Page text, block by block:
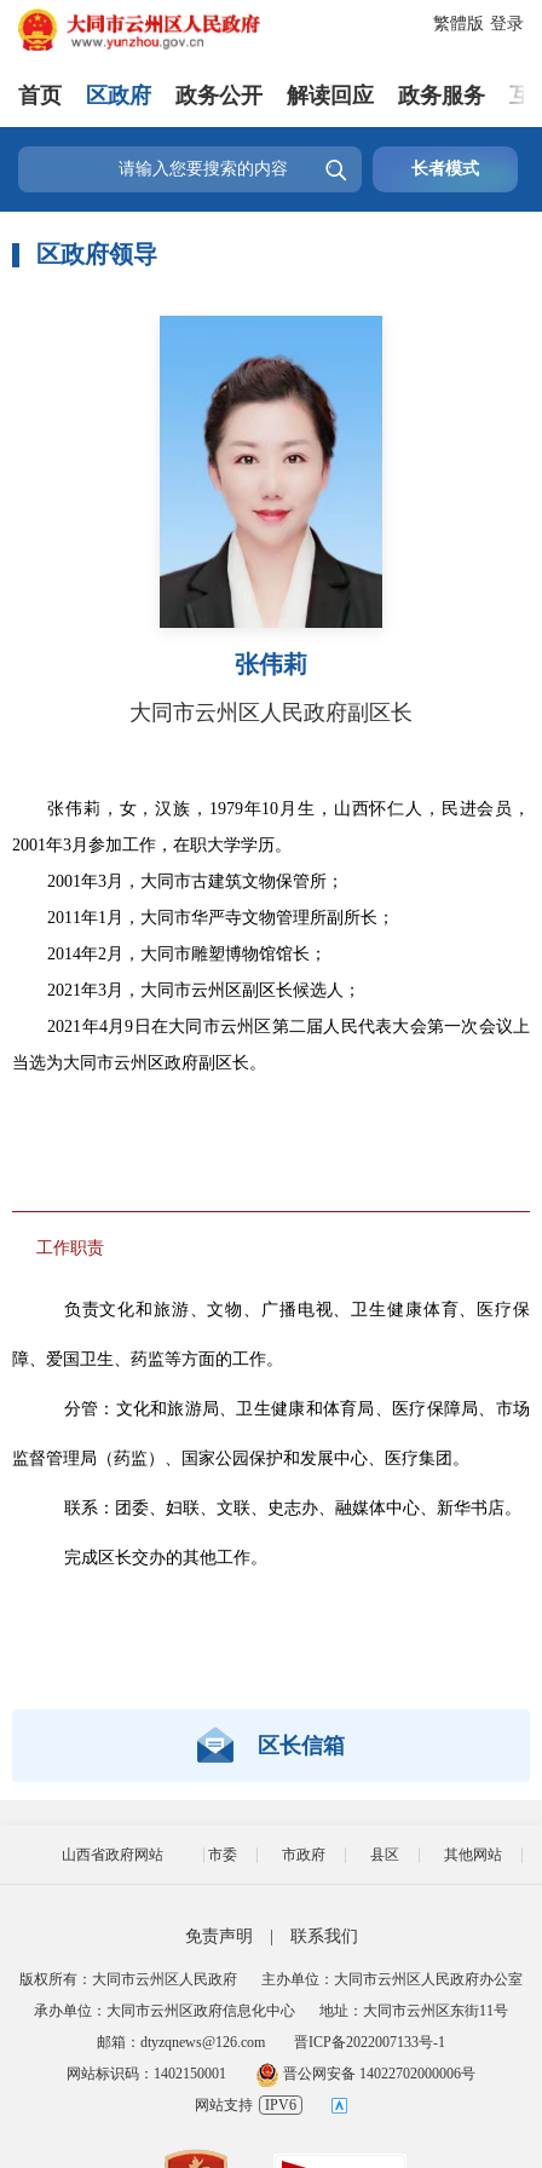
登录
繁體版
首页 区政府 政务公开 解读回应 政务服务 互
 长者模式
区政府领导
张伟莉
大同市云州区人民政府副区长
张伟莉，女，汉族， 1979年10月生，山西怀仁人，民进会员，
2001年3月参加工作，在职大学学历。
2001年3月，大同市古建筑文物保管所；
2011年1月，大同市华严寺文物管理所副所长；
2014年2月，大同市雕塑博物馆馆长；
2021年3月，大同市云州区副区长候选人；
2021年4月9日在大同市云州区第二届人民代表大会第一次会议上
当选为大同市云州区政府副区长。
工作职责
负责文化和旅游、文物、广播电视、 卫生健康体育、医疗保
障、爱国卫生 、药监等方面的工作。
分管：文化和旅游局、 卫生健康和体育局、医疗保障局、市场
监督管理局（药监）、 国家公园保护和发展中心、 医疗集团 。
联系：团委、妇联、文联、史志办、融媒体中心、新华书店。
完成区长交办的其他工作。
区长信箱
山西省政府网站 市委 市政府 县区 其他网站
免责声明 | 联系我们
版权所有：大同市云州区人民政府
主办单位：大同市云州区人民政府办公室
承办单位：大同市云州区政府信息化中心
地址：大同市云州区东街11号
邮箱：dtyzqnews@126.com
晋ICP备2022007133号-1
网站标识码：1402150001
晋公网安备 14022702000006号
网站支持
IPV6